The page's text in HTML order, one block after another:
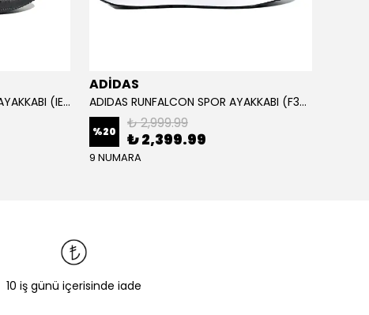
ADIDAS RUNFALCON 5 SPOR AYAKKABI (IE8812)
ADİDAS
ADIDAS RUNFALCON SPOR AYAKKABI (F36201)
%20 ₺ 2,999.99
₺ 2,399.99
9 NUMARA
10 iş günü içerisinde iade